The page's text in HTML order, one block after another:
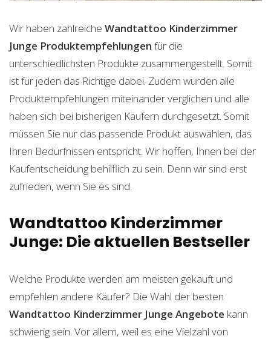
Wir haben zahlreiche Wandtattoo Kinderzimmer
Junge Produktempfehlungen für die
unterschiedlichsten Produkte zusammengestellt. Somit
ist für jeden das Richtige dabei. Zudem wurden alle
Produktempfehlungen miteinander verglichen und alle
haben sich bei bisherigen Käufern durchgesetzt. Somit
müssen Sie nur das passende Produkt auswählen, das
Ihren Bedürfnissen entspricht. Wir hoffen, Ihnen bei der
Kaufentscheidung behilflich zu sein. Denn wir sind erst
zufrieden, wenn Sie es sind.
Wandtattoo Kinderzimmer
Junge: Die aktuellen Bestseller
Welche Produkte werden am meisten gekauft und
empfehlen andere Käufer? Die Wahl der besten
Wandtattoo Kinderzimmer Junge Angebote kann
schwierig sein. Vor allem, weil es eine Vielzahl von